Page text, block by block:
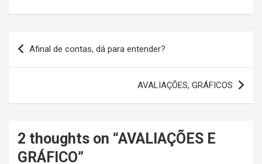
Navegação
de
Afinal de contas, dá para entender?
AVALIAÇÕES, GRÁFICOS
2 thoughts on “AVALIAÇÕES E
GRÁFICO”